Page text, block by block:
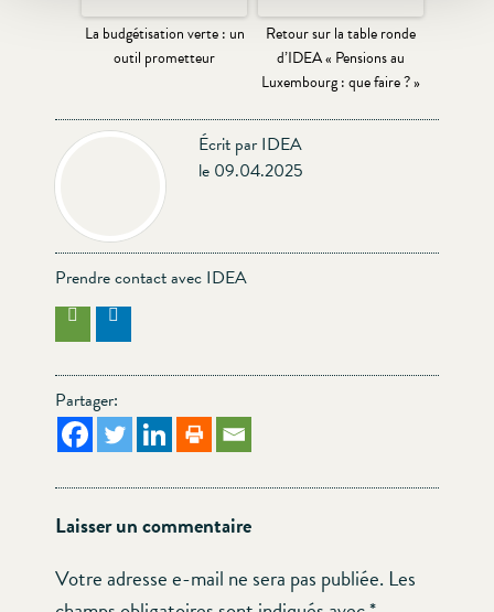
La budgétisation verte : un
outil prometteur
Retour sur la table ronde
d’IDEA « Pensions au
Luxembourg : que faire ? »
Écrit par IDEA
le 09.04.2025
Prendre contact avec IDEA
Partager:
Laisser un commentaire
Votre adresse e-mail ne sera pas publiée. Les